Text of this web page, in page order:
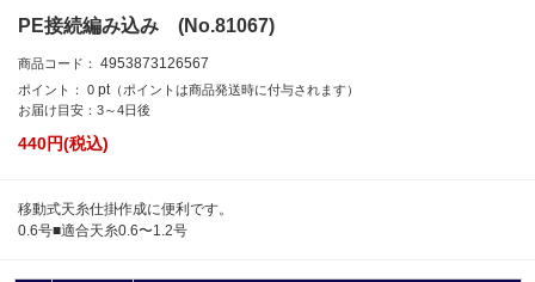
PE接続編み込み (No.81067)
商品コード： 4953873126567
ポイント： 0 pt （ポイントは商品発送時に付与されます）
お届け目安：3～4日後
440円(税込)
移動式天糸仕掛作成に便利です。
0.6号■適合天糸0.6〜1.2号